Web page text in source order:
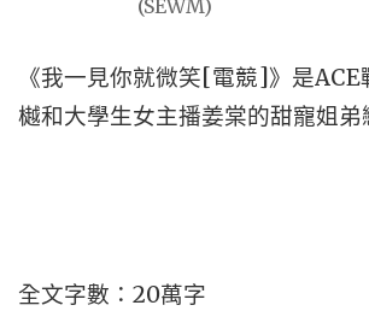
《我一見你就微笑[電競]》是
樾和大學生女主播姜棠的甜寵姐弟
全文字數：20萬字